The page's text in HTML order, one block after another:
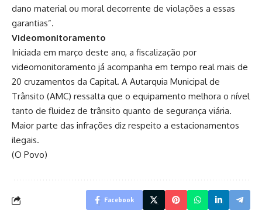
dano material ou moral decorrente de violações a essas
garantias”.
Videomonitoramento
Iniciada em março deste ano, a fiscalização por
videomonitoramento já acompanha em tempo real mais de
20 cruzamentos da Capital. A Autarquia Municipal de
Trânsito (AMC) ressalta que o equipamento melhora o nível
tanto de fluidez de trânsito quanto de segurança viária.
Maior parte das infrações diz respeito a estacionamentos
ilegais.
(O Povo)
Facebook